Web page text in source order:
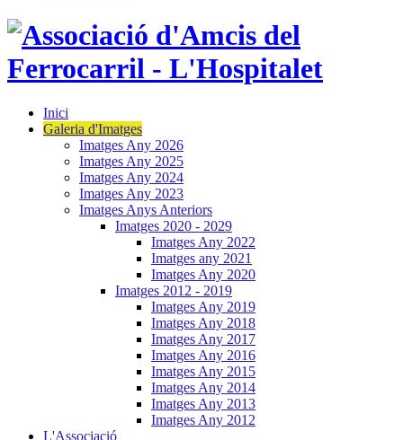
Inici
Galeria d'Imatges
Imatges Any 2026
Imatges Any 2025
Imatges Any 2024
Imatges Any 2023
Imatges Anys Anteriors
Imatges 2020 - 2029
Imatges Any 2022
Imatges any 2021
Imatges Any 2020
Imatges 2012 - 2019
Imatges Any 2019
Imatges Any 2018
Imatges Any 2017
Imatges Any 2016
Imatges Any 2015
Imatges Any 2014
Imatges Any 2013
Imatges Any 2012
L'Associació